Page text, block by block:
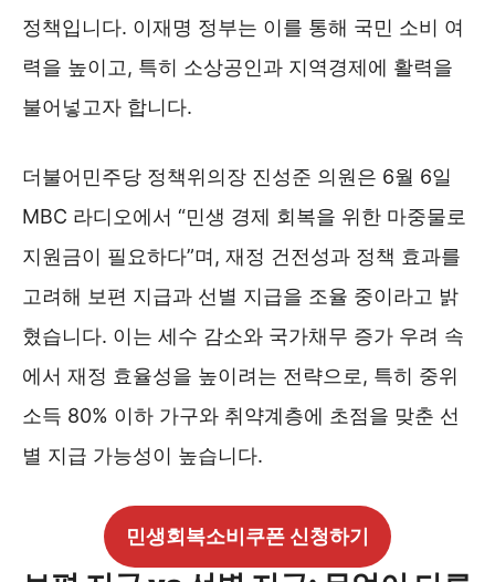
정책입니다. 이재명 정부는 이를 통해 국민 소비 여
력을 높이고, 특히 소상공인과 지역경제에 활력을
불어넣고자 합니다.
더불어민주당 정책위의장 진성준 의원은 6월 6일
MBC 라디오에서 “민생 경제 회복을 위한 마중물로
지원금이 필요하다”며, 재정 건전성과 정책 효과를
고려해 보편 지급과 선별 지급을 조율 중이라고 밝
혔습니다. 이는 세수 감소와 국가채무 증가 우려 속
에서 재정 효율성을 높이려는 전략으로, 특히 중위
소득 80% 이하 가구와 취약계층에 초점을 맞춘 선
별 지급 가능성이 높습니다.
민생회복소비쿠폰 신청하기